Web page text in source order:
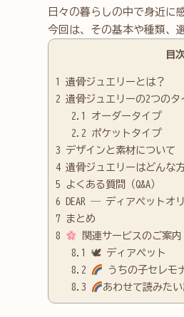
日々の暮らしの中で身近
今回は、その基本や種類、
目
1
遺骨ジュエリーとは？
2 遺骨ジュエリーの2つのタ
2.1
オーダータイプ
2.2 ポケットタイプ
3 デザインと素材について
4 遺骨ジュエリーはどんな
5 よくある質問（Q&A）
6 DEAR ― ディアペットオ
7 まとめ
8
関連サービスのご案内
8.1
🕊 ディアペット
8.2
うちの子セレモ
8.3
あわせて読みた